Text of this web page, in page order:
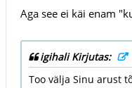
Aga see ei käi enam
igihali Kirjutas:
Too välja Sinu arust